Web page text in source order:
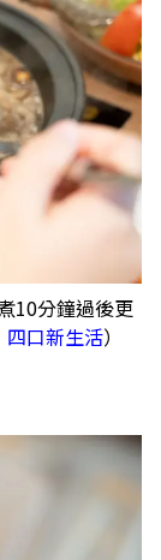
10分鐘過後更
四口新生活）